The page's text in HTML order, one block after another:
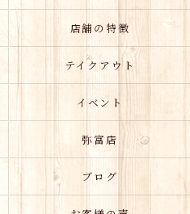
店舗の特徴
テイクアウト
イベント
弥富店
ブログ